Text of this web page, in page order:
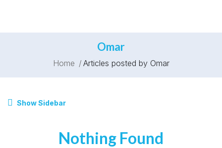
Omar
Home Articles posted by Omar
Show Sidebar
Nothing Found